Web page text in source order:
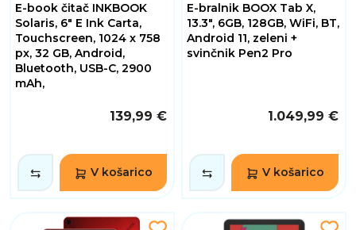
E-book čitač INKBOOK
Solaris, 6" E Ink Carta,
Touchscreen, 1024 x 758
px, 32 GB, Android,
Bluetooth, USB-C, 2900
mAh,
139,99 €
V košarico
E-bralnik BOOX Tab X,
13.3", 6GB, 128GB, WiFi, BT,
Android 11, zeleni +
svinčnik Pen2 Pro
1.049,99 €
V košarico